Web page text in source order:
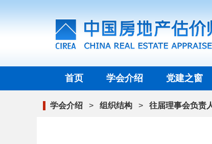
首页 学会介绍 党建之窗
学会介绍 > 组织结构 > 往届理事会负责